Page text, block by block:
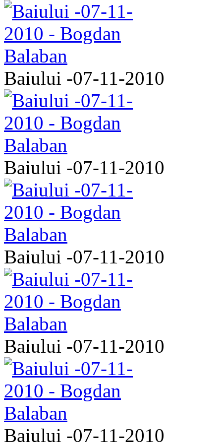
Baiului -07-11-2010
Baiului -07-11-2010
Baiului -07-11-2010
Baiului -07-11-2010
Baiului -07-11-2010